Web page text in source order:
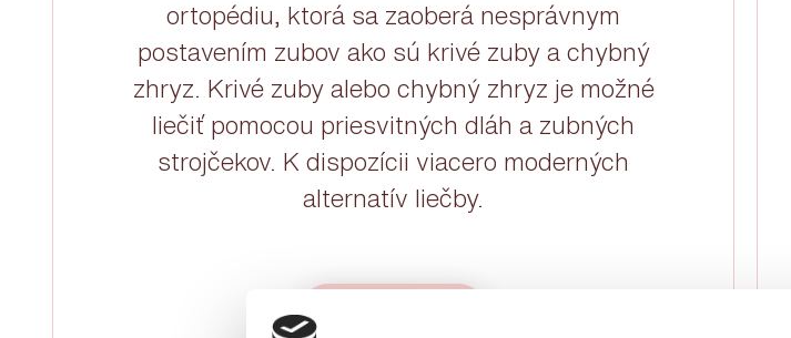
ortopédiu, ktorá sa zaoberá nesprávnym
postavením zubov ako sú krivé zuby a chybný
zhryz. Krivé zuby alebo chybný zhryz je možné
liečiť pomocou priesvitných dláh a zubných
strojčekov. K dispozícii viacero moderných
alternatív liečby.